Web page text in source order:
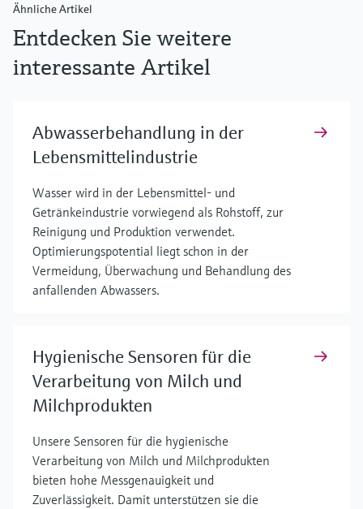
Ähnliche Artikel
Entdecken Sie weitere
interessante Artikel
Abwasserbehandlung in der
Lebensmittelindustrie
Wasser wird in der Lebensmittel- und
Getränkeindustrie vorwiegend als Rohstoff, zur
Reinigung und Produktion verwendet.
Optimierungspotential liegt schon in der
Vermeidung, Überwachung und Behandlung des
anfallenden Abwassers.
Hygienische Sensoren für die
Verarbeitung von Milch und
Milchprodukten
Unsere Sensoren für die hygienische
Verarbeitung von Milch und Milchprodukten
bieten hohe Messgenauigkeit und
Zuverlässigkeit. Damit unterstützen sie die